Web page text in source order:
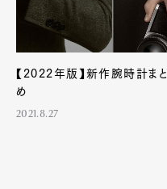
【2022年版】新作腕時計まと
め
2021.8.27